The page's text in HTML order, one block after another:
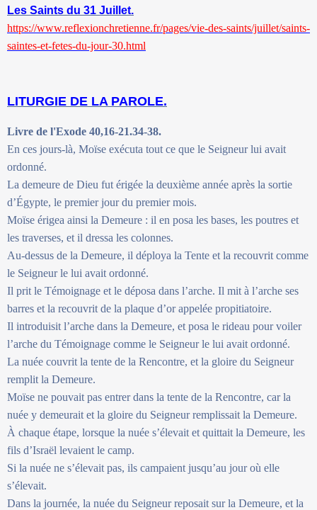
Les Saints du 31 Juillet.
https://www.reflexionchretienne.fr/pages/vie-des-saints/juillet/saints-
saintes-et-fetes-du-jour-30.html
LITURGIE DE LA PAROLE.
Livre de l'Exode 40,16-21.34-38.
En ces jours-là, Moïse exécuta tout ce que le Seigneur lui avait
ordonné.
La demeure de Dieu fut érigée la deuxième année après la sortie
d’Égypte, le premier jour du premier mois.
Moïse érigea ainsi la Demeure : il en posa les bases, les poutres et
les traverses, et il dressa les colonnes.
Au-dessus de la Demeure, il déploya la Tente et la recouvrit comme
le Seigneur le lui avait ordonné.
Il prit le Témoignage et le déposa dans l’arche. Il mit à l’arche ses
barres et la recouvrit de la plaque d’or appelée propitiatoire.
Il introduisit l’arche dans la Demeure, et posa le rideau pour voiler
l’arche du Témoignage comme le Seigneur le lui avait ordonné.
La nuée couvrit la tente de la Rencontre, et la gloire du Seigneur
remplit la Demeure.
Moïse ne pouvait pas entrer dans la tente de la Rencontre, car la
nuée y demeurait et la gloire du Seigneur remplissait la Demeure.
À chaque étape, lorsque la nuée s’élevait et quittait la Demeure, les
fils d’Israël levaient le camp.
Si la nuée ne s’élevait pas, ils campaient jusqu’au jour où elle
s’élevait.
Dans la journée, la nuée du Seigneur reposait sur la Demeure, et la